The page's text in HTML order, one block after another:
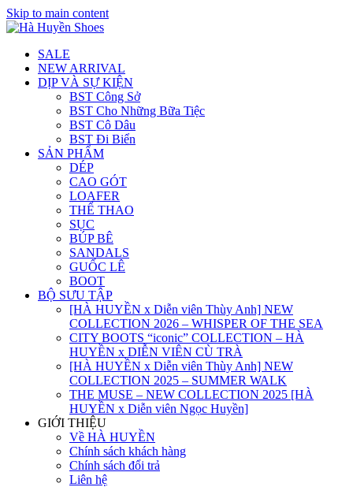
Skip to main content
SALE
NEW ARRIVAL
DỊP VÀ SỰ KIỆN
BST Công Sở
BST Cho Những Bữa Tiệc
BST Cô Dâu
BST Đi Biển
SẢN PHẨM
DÉP
CAO GÓT
LOAFER
THỂ THAO
SỤC
BÚP BÊ
SANDALS
GUỐC LÊ
BOOT
BỘ SƯU TẬP
[HÀ HUYỀN x Diễn viên Thùy Anh] NEW
COLLECTION 2026 – WHISPER OF THE SEA
CITY BOOTS “iconic” COLLECTION – HÀ
HUYỀN x DIỄN VIÊN CÙ TRÀ
[HÀ HUYỀN x Diễn viên Thùy Anh] NEW
COLLECTION 2025 – SUMMER WALK
THE MUSE – NEW COLLECTION 2025 [HÀ
HUYỀN x Diễn viên Ngọc Huyền]
GIỚI THIỆU
Về HÀ HUYỀN
Chính sách khách hàng
Chính sách đổi trả
Liên hệ